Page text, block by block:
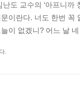
도 교수의 ‘아프니
이란다. 너도 한번
이 없겠니? 어느 날
.